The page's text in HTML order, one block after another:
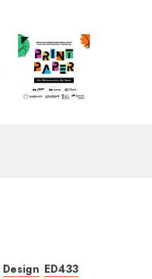
Design ED433